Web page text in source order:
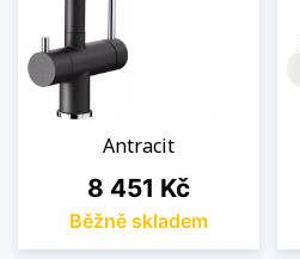
Antracit
Cena
8 451 Kč
Běžně skladem